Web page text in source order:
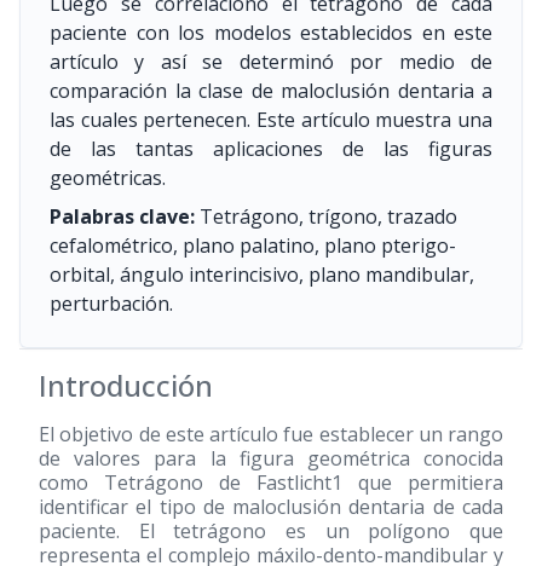
paciente con los modelos establecidos en este
artículo y así se determinó por medio de
comparación la clase de maloclusión dentaria a
las cuales pertenecen. Este artículo muestra una
de las tantas aplicaciones de las figuras
geométricas.
Palabras clave: Tetrágono, trígono, trazado
cefalométrico, plano palatino, plano pterigo-
orbital, ángulo interincisivo, plano mandibular,
perturbación.
Introducción
El objetivo de este artículo fue establecer un rango
de valores para la figura geométrica conocida
como Tetrágono de Fastlicht1 que permitiera
identificar el tipo de maloclusión dentaria de cada
paciente. El tetrágono es un polígono que
representa el complejo máxilo-dento-mandibular y